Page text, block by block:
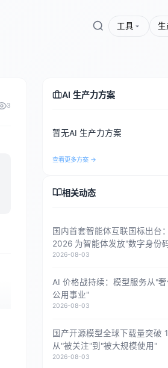
工具 生
3
AI 生产力方案
暂无AI 生产力方案
查看更多方案 →
相关动态
国内首套智能体互联国标出台
2026 为智能体发放"数字身份
2026-08-03
AI 价格战持续：模型服务从"
公用事业"
2026-08-03
国产开源模型全球下载量突破
从"被关注"到"被大规模使用"
2026-08-03